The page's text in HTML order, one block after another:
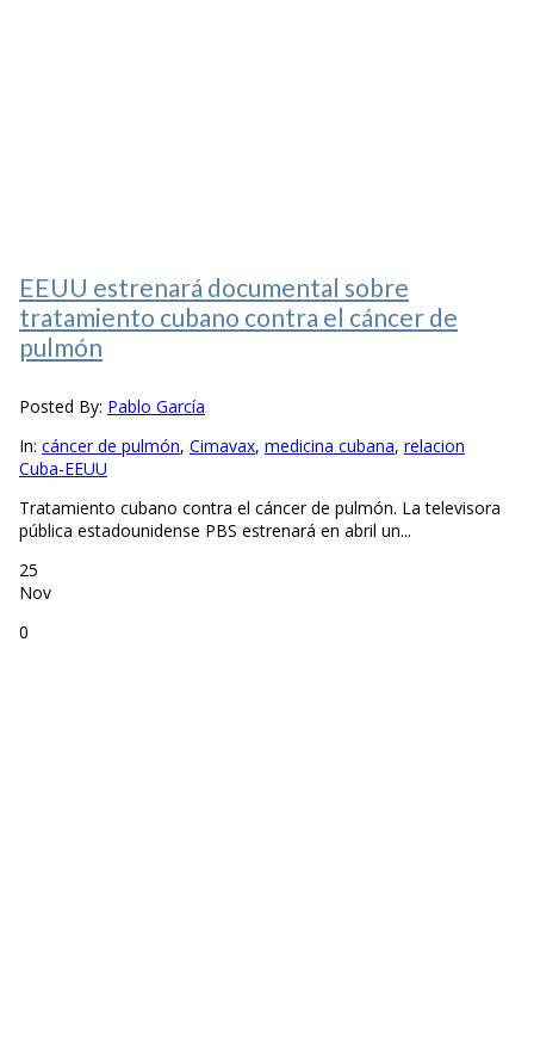
EEUU estrenará documental sobre
tratamiento cubano contra el cáncer de
pulmón
Posted By: Pablo García
In: cáncer de pulmón, Cimavax, medicina cubana, relacion
Cuba-EEUU
Tratamiento cubano contra el cáncer de pulmón. La televisora
pública estadounidense PBS estrenará en abril un...
25
Nov
0